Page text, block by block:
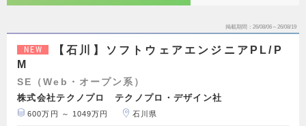
掲載期間 26/08/06～26/08/19
NEW
【石川】ソフトウェアエンジニアPL/P
M
SE（Web・オープン系）
株式会社テクノプロ テクノプロ・デザイン社
600万円 ～ 1049万円 石川県